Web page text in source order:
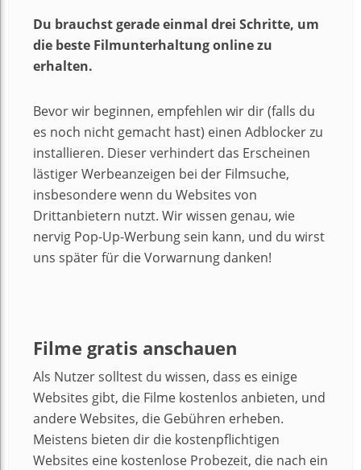
Du brauchst gerade einmal drei Schritte, um
die beste Filmunterhaltung online zu
erhalten.
Bevor wir beginnen, empfehlen wir dir (falls du
es noch nicht gemacht hast) einen Adblocker zu
installieren. Dieser verhindert das Erscheinen
lästiger Werbeanzeigen bei der Filmsuche,
insbesondere wenn du Websites von
Drittanbietern nutzt. Wir wissen genau, wie
nervig Pop-Up-Werbung sein kann, und du wirst
uns später für die Vorwarnung danken!
Filme gratis anschauen
Als Nutzer solltest du wissen, dass es einige
Websites gibt, die Filme kostenlos anbieten, und
andere Websites, die Gebühren erheben.
Meistens bieten dir die kostenpflichtigen
Websites eine kostenlose Probezeit, die nach ein